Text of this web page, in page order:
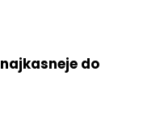
najkasneje do